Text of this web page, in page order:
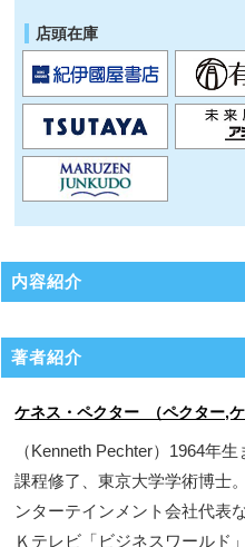
店頭在庫
内容紹介
著者紹介
ケネス・ペクター （ペクター,ケ
（Kenneth Pechter）1964年
課程修了、東京大学学術博士
ンターテインメント会社代表
Ｋテレビ「ビジネスワールド